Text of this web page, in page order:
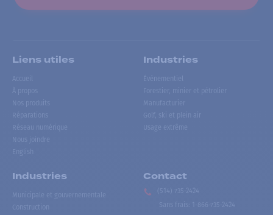
Liens utiles
Accueil
À propos
Nos produits
Réparations
Réseau numérique
Nous joindre
English
Industries
Événementiel
Forestier, minier et pétrolier
Manufacturier
Golf, ski et plein air
Usage extrême
Industries
Municipale et gouvernementale
Construction
Contact
(514) 735-2424
Sans frais
1-866-735-2424